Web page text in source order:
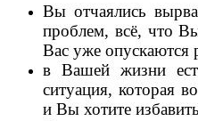
Вы отчаялись
проблем, всё, что
Вас уже опускаются
в Вашей жизни
ситуация, которая
и Вы хотите